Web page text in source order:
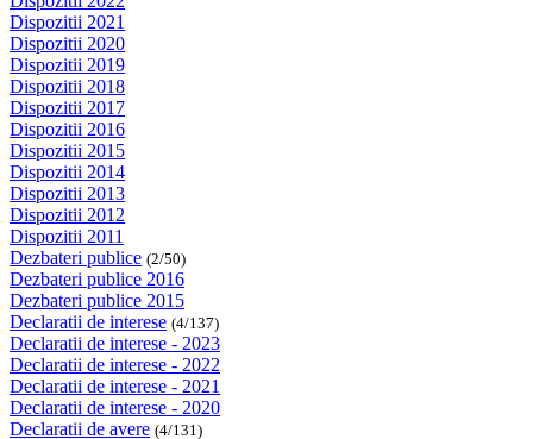
Dispozitii 2021
Dispozitii 2020
Dispozitii 2019
Dispozitii 2018
Dispozitii 2017
Dispozitii 2016
Dispozitii 2015
Dispozitii 2014
Dispozitii 2013
Dispozitii 2012
Dispozitii 2011
Dezbateri publice (2/50)
Dezbateri publice 2016
Dezbateri publice 2015
Declaratii de interese (4/137)
Declaratii de interese - 2023
Declaratii de interese - 2022
Declaratii de interese - 2021
Declaratii de interese - 2020
Declaratii de avere (4/131)